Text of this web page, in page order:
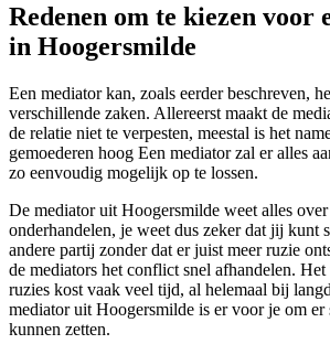
Redenen om te kiezen voor
in Hoogersmilde
Een mediator kan, zoals eerder beschreven,
verschillende zaken. Allereerst maakt de
de relatie niet te verpesten, meestal is het
gemoederen hoog Een mediator zal er alles
zo eenvoudig mogelijk op te lossen.
De mediator uit Hoogersmilde weet alles
onderhandelen, je weet dus zeker dat jij kunt
andere partij zonder dat er juist meer ruzie
de mediators het conflict snel afhandelen.
ruzies kost vaak veel tijd, al helemaal bij
mediator uit Hoogersmilde is er voor je om er
kunnen zetten.